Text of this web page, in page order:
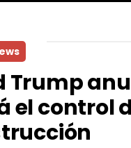
Trump
el control